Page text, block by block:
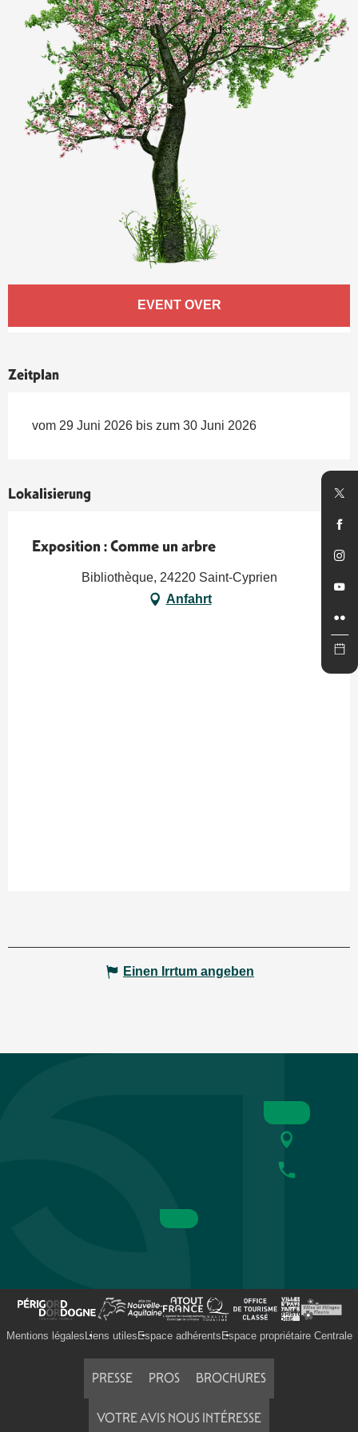
Öffnungszeiten & Kontaktdaten
EVENT OVER
Zeitplan
vom 29 Juni 2026 bis zum 30 Juni 2026
Lokalisierung
Exposition : Comme un arbre
Bibliothèque, 24220 Saint-Cyprien
Anfahrt
Einen Irrtum angeben
Mentions légales Liens utiles Espace adhérents Espace propriétaire Centrale
PRESSE PROS BROCHURES
VOTRE AVIS NOUS INTÉRESSE